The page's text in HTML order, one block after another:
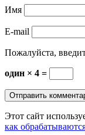
Имя
E-mail
Пожалуйста,
один × 4 =
Этот сайт
как